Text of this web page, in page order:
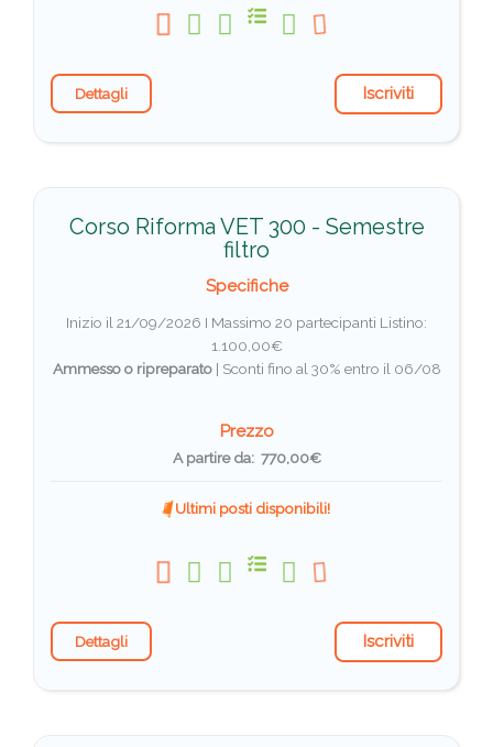
Dettagli Iscriviti
Corso Riforma VET 300 - Semestre
filtro
Specifiche
Inizio il 21/09/2026 I Massimo 20 partecipanti Listino:
1.100,00€
Ammesso o ripreparato| Sconti fino al 30% entro il 06/08
Prezzo
A partire da: 770,00€
Ultimi posti disponibili!
Dettagli Iscriviti